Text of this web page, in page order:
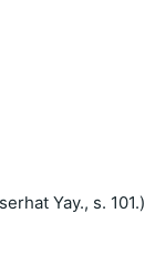
Yay., s. 101.)